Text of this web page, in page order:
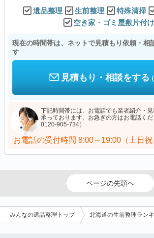
遺品整理 生前整理 特殊清掃
空き家・ゴミ屋敷片付け
現在の時間帯は、ネットで見積もり依頼・相
す
見積もり・相談をする
下記時間帯には、お電話でも業者紹介・
承っております。お急ぎの方はお電話くだ
0120-905-734）
お電話の受付時間 8:00～19:00（土日祝
ページの先頭へ
みんなの遺品整理トップ 北海道の生前整理ラン